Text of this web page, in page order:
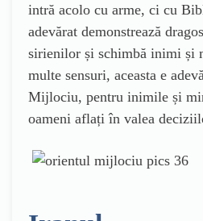
intră acolo cu arme, ci cu
adevărat demonstrează
sirienilor și schimbă inimi și
multe sensuri, aceasta e
Mijlociu, pentru inimile și
oameni aflați în valea